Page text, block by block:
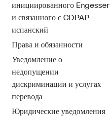
инициированного Engesser
и связанного с CDPAP —
испанский
Права и обязанности
Уведомление о
недопущении
дискриминации и услугах
перевода
Юридические уведомления